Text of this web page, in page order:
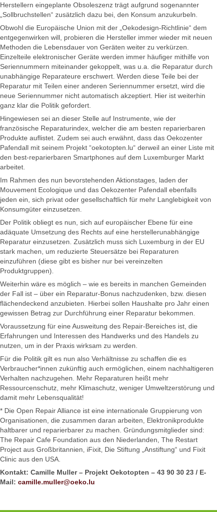
Herstellern eingeplante Obsoleszenz trägt aufgrund sogenannter
„Sollbruchstellen“ zusätzlich dazu bei, den Konsum anzukurbeln.
Obwohl die Europäische Union mit der „Oekodesign-Richtlinie“ dem
entgegenwirken will, probieren die Hersteller immer wieder mit neuen
Methoden die Lebensdauer von Geräten weiter zu verkürzen.
Einzelteile elektronischer Geräte werden immer häufiger mithilfe von
Seriennummern miteinander gekoppelt, was u.a. die Reparatur durch
unabhängige Reparateure erschwert. Werden diese Teile bei der
Reparatur mit Teilen einer anderen Seriennummer ersetzt, wird die
neue Seriennummer nicht automatisch akzeptiert. Hier ist weiterhin
ganz klar die Politik gefordert.
Hingewiesen sei an dieser Stelle auf Instrumente, wie der
französische Reparaturindex, welcher die am besten reparierbaren
Produkte auflistet. Zudem sei auch erwähnt, dass das Oekozenter
Pafendall mit seinem Projekt “oekotopten.lu“ derweil an einer Liste mit
den best-reparierbaren Smartphones auf dem Luxemburger Markt
arbeitet.
Im Rahmen des nun bevorstehenden Aktionstages, laden der
Mouvement Ecologique und das Oekozenter Pafendall ebenfalls
jeden ein, sich privat oder gesellschaftlich für mehr Langlebigkeit von
Konsumgüter einzusetzen.
Der Politik obliegt es nun, sich auf europäischer Ebene für eine
adäquate Umsetzung des Rechts auf eine herstellerunabhängige
Reparatur einzusetzen. Zusätzlich muss sich Luxemburg in der EU
stark machen, um reduzierte Steuersätze bei Reparaturen
einzuführen (diese gibt es bisher nur bei vereinzelten
Produktgruppen).
Weiterhin wäre es möglich – wie es bereits in manchen Gemeinden
der Fall ist – über ein Reparatur-Bonus nachzudenken, bzw. diesen
flächendeckend anzubieten. Hierbei sollen Haushalte pro Jahr einen
gewissen Betrag zur Durchführung einer Reparatur bekommen.
Voraussetzung für eine Ausweitung des Repair-Bereiches ist, die
Erfahrungen und Interessen des Handwerks und des Handels zu
nutzen, um in der Praxis wirksam zu werden.
Für die Politik gilt es nun also Verhältnisse zu schaffen die es
Verbraucher*innen zukünftig auch ermöglichen, einem nachhaltigeren
Verhalten nachzugehen. Mehr Reparaturen heißt mehr
Ressourcenschutz, mehr Klimaschutz, weniger Umweltzerstörung und
damit mehr Lebensqualität!
* Die Open Repair Alliance ist eine internationale Gruppierung von
Organisationen, die zusammen daran arbeiten, Elektronikprodukte
haltbarer und reparierbarer zu machen. Gründungsmitglieder sind:
The Repair Cafe Foundation aus den Niederlanden, The Restart
Project aus Großbritannien, iFixit, Die Stiftung „Anstiftung“ und Fixit
Clinic aus den USA.
Kontakt: Camille Muller – Projekt Oekotopten – 43 90 30 23 / E-
Mail: camille.muller@oeko.lu